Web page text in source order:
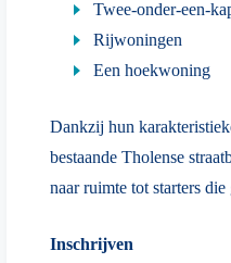
Twee-onder-een-
Rijwoningen
Een hoekwoning
Dankzij hun
bestaande Tholense
naar ruimte tot starters
Inschrijven